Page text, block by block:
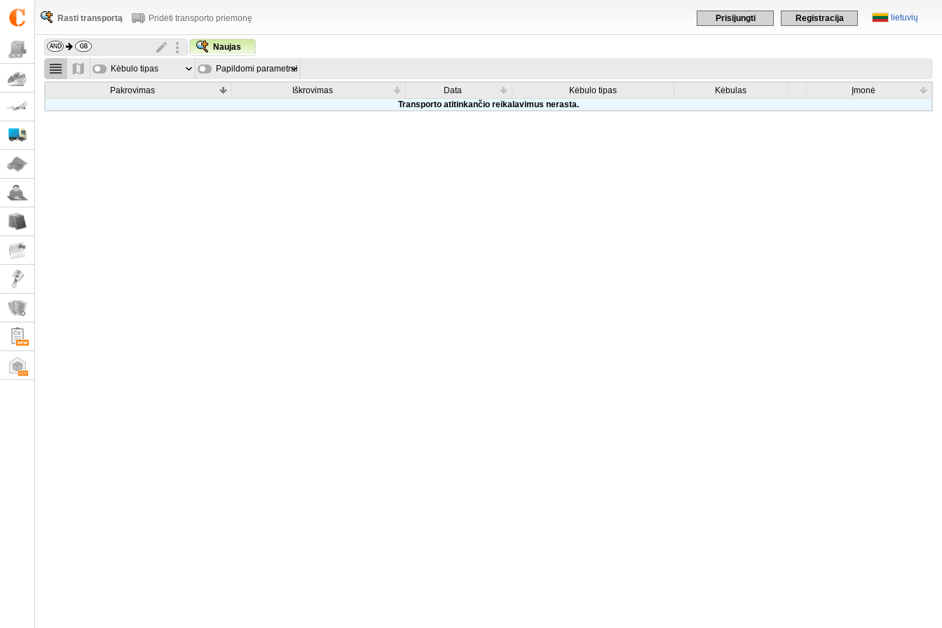
lietuvių
Prisijungti Registracija
Rasti transportą Pridėti transporto priemonę
Naujas
Kėbulo tipas Papildomi parametrai
Pakrovimas Iškrovimas Data Kėbulo tipas Kėbulas
Įmonė
Transporto atitinkančio reikalavimus nerasta.